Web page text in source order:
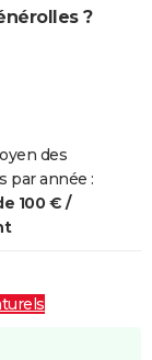
1 j
?
des
par année :
100 € /